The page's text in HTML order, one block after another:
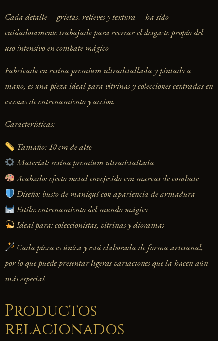
Cada detalle —grietas, relieves y textura— ha sido
cuidadosamente trabajado para recrear el desgaste propio del
uso intensivo en combate mágico.
Fabricado en resina premium ultradetallada y pintado a
mano, es una pieza ideal para vitrinas y colecciones centradas en
escenas de entrenamiento y acción.
Características:
Tamaño: 10 cm de alto
Material: resina premium ultradetallada
Acabado: efecto metal envejecido con marcas de combate
Diseño: busto de maniquí con apariencia de armadura
Estilo: entrenamiento del mundo mágico
Ideal para: coleccionistas, vitrinas y dioramas
Cada pieza es única y está elaborada de forma artesanal,
por lo que puede presentar ligeras variaciones que la hacen aún
más especial.
Productos
relacionados